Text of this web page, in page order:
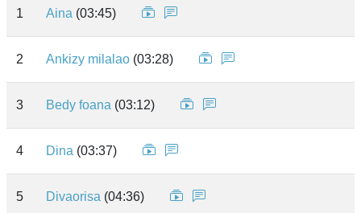
1 Aina (03:45)
2 Ankizy milalao (03:28)
3 Bedy foana (03:12)
4 Dina (03:37)
5 Divaorisa (04:36)